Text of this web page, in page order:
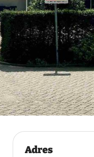
Adres